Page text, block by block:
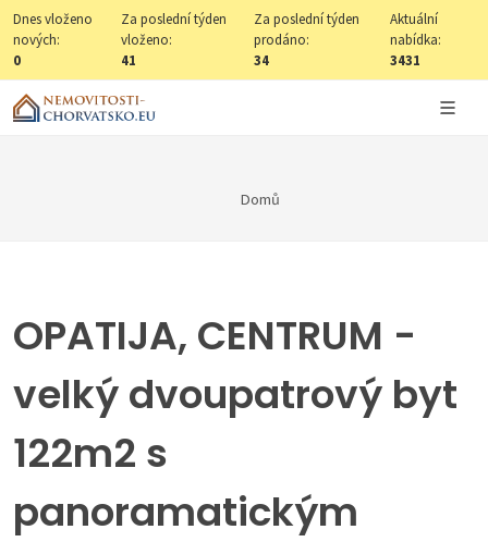
Dnes vloženo
nových:
0
Za poslední týden
vloženo:
41
Za poslední týden
prodáno:
34
Aktuální
nabídka:
3431
Domů
OPATIJA, CENTRUM -
velký dvoupatrový byt
122m2 s
panoramatickým